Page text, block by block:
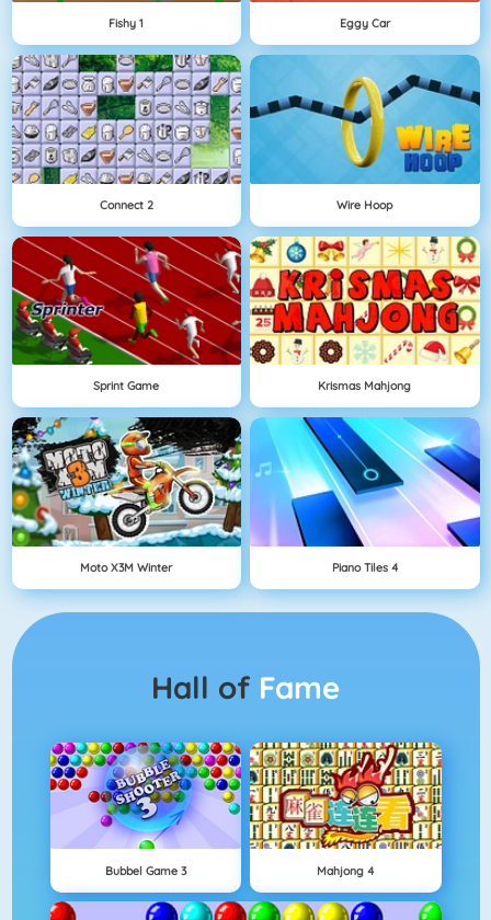
Fishy 1 Eggy Car
Connect 2 Wire Hoop
Sprint Game Krismas Mahjong
Moto X3M Winter Piano Tiles 4
Hall of Fame
Bubbel Game 3 Mahjong 4